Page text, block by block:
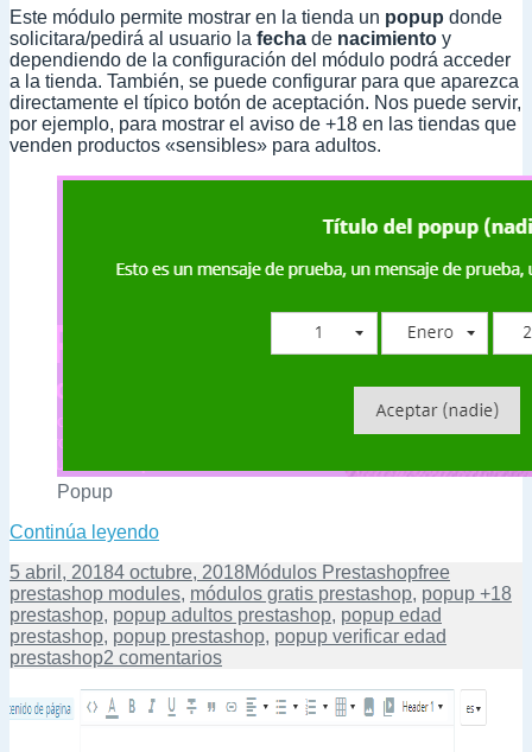
Este módulo permite mostrar en la tienda un popup donde
solicitara/pedirá al usuario la fecha de nacimiento y
dependiendo de la configuración del módulo podrá acceder
a la tienda. También, se puede configurar para que aparezca
directamente el típico botón de aceptación. Nos puede servir,
por ejemplo, para mostrar el aviso de +18 en las tiendas que
venden productos «sensibles» para adultos.
Popup
Continúa leyendoVerificar edad (fecha de nacimiento) en
Publicado
el
5 abril, 20184 octubre, 2018Categorías
Módulos PrestashopEtiquetas
free
prestashop modules, módulos gratis prestashop, popup +18
prestashop, popup adultos prestashop, popup edad
prestashop, popup prestashop, popup verificar edad
prestashop2 comentariosen
edad
(fecha